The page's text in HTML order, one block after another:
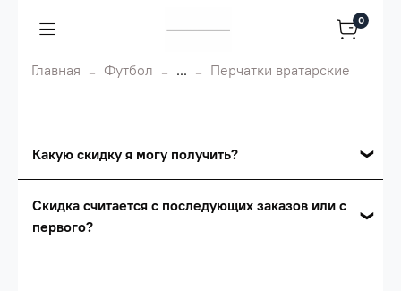
0
Главная Футбол ... Перчатки вратарские
Какую скидку я могу получить?
Сумма скидки зависит от стоимости вашего
Скидка считается с последующих заказов или с
первого?